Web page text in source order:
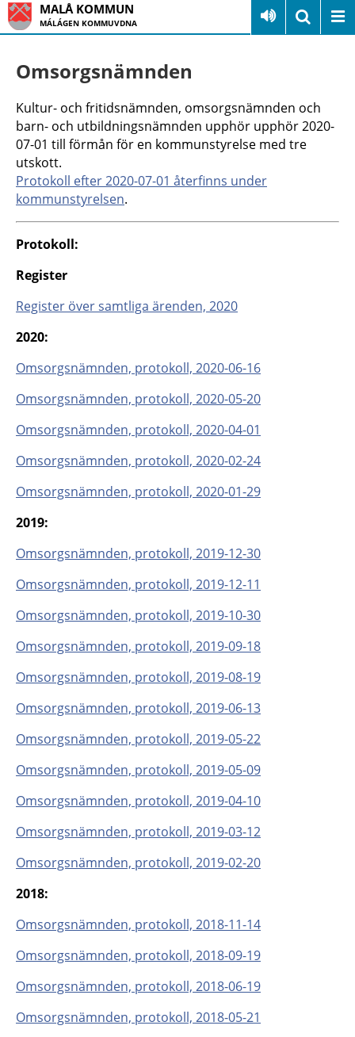
MALÅ KOMMUN
MÁLÁGEN KOMMUVDNA
Omsorgsnämnden
Kultur- och fritidsnämnden, omsorgsnämnden och
barn- och utbildningsnämnden upphör upphör 2020-
07-01 till förmån för en kommunstyrelse med tre
utskott.
Protokoll efter 2020-07-01 återfinns under
kommunstyrelsen.
Protokoll:
Register
Register över samtliga ärenden, 2020
2020:
Omsorgsnämnden, protokoll, 2020-06-16
Omsorgsnämnden, protokoll, 2020-05-20
Omsorgsnämnden, protokoll, 2020-04-01
Omsorgsnämnden, protokoll, 2020-02-24
Omsorgsnämnden, protokoll, 2020-01-29
2019:
Omsorgsnämnden, protokoll, 2019-12-30
Omsorgsnämnden, protokoll, 2019-12-11
Omsorgsnämnden, protokoll, 2019-10-30
Omsorgsnämnden, protokoll, 2019-09-18
Omsorgsnämnden, protokoll, 2019-08-19
Omsorgsnämnden, protokoll, 2019-06-13
Omsorgsnämnden, protokoll, 2019-05-22
Omsorgsnämnden, protokoll, 2019-05-09
Omsorgsnämnden, protokoll, 2019-04-10
Omsorgsnämnden, protokoll, 2019-03-12
Omsorgsnämnden, protokoll, 2019-02-20
2018:
Omsorgsnämnden, protokoll, 2018-11-14
Omsorgsnämnden, protokoll, 2018-09-19
Omsorgsnämnden, protokoll, 2018-06-19
Omsorgsnämnden, protokoll, 2018-05-21